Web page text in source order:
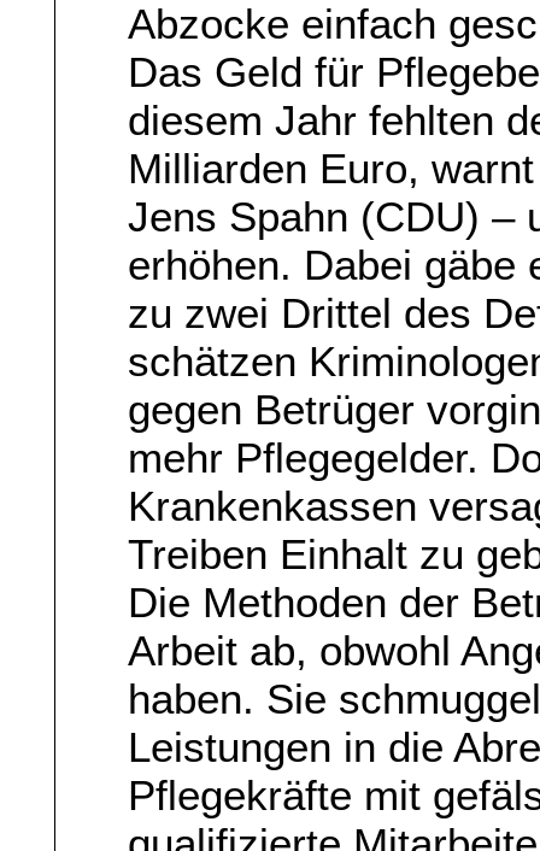
Abzocke einfach
Das Geld für
diesem Jahr fehlten
Milliarden Euro,
Jens Spahn (CDU) –
erhöhen. Dabei gäbe
zu zwei Drittel des
schätzen
gegen Betrüger
mehr Pflegegelder.
Krankenkassen
Treiben Einhalt zu
Die Methoden der
Arbeit ab, obwohl
haben. Sie
Leistungen in die
Pflegekräfte mit